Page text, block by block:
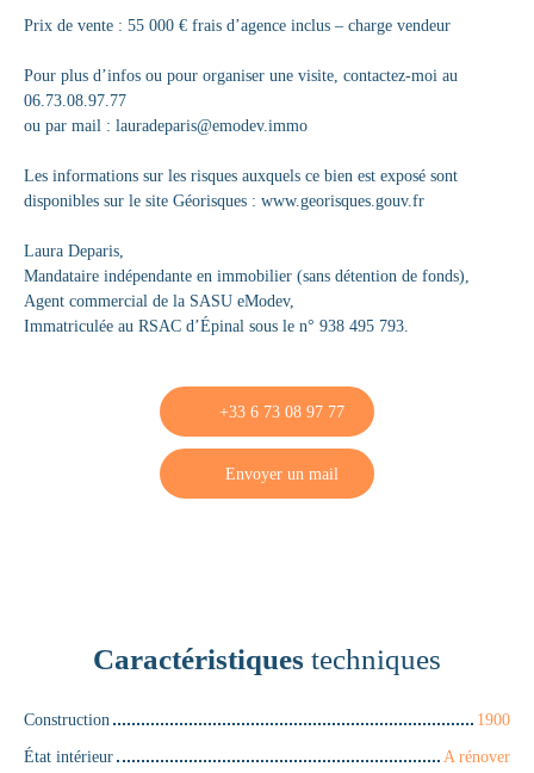
Prix de vente : 55 000 € frais d’agence inclus – charge vendeur
Pour plus d’infos ou pour organiser une visite, contactez-moi au
06.73.08.97.77
ou par mail : lauradeparis@emodev.immo
Les informations sur les risques auxquels ce bien est exposé sont
disponibles sur le site Géorisques : www.georisques.gouv.fr
Laura Deparis,
Mandataire indépendante en immobilier (sans détention de fonds),
Agent commercial de la SASU eModev,
Immatriculée au RSAC d’Épinal sous le n° 938 495 793.
+33 6 73 08 97 77
Envoyer un mail
Caractéristiques techniques
Construction
1900
État intérieur
A rénover